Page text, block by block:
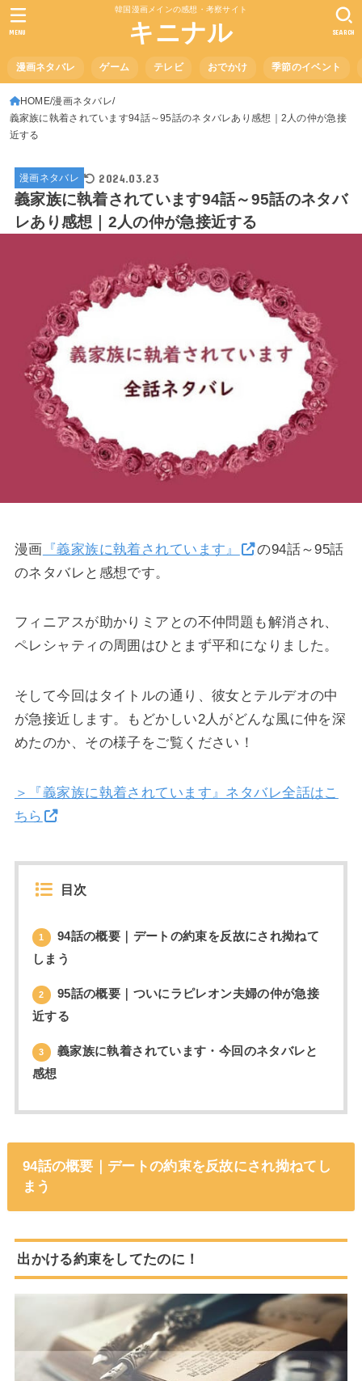
韓国漫画メインの感想・考察サイト
キニナル
漫画ネタバレ ゲーム テレビ おでかけ 季節のイベント
SEARCH
MENU
HOME 漫画ネタバレ
義家族に執着されています94話～95話のネタバレあり感想｜2人の仲が急接
近する
漫画ネタバレ 2024.03.23
義家族に執着されています94話～95話のネタバ
レあり感想｜2人の仲が急接近する
漫画 『義家族に執着されています』
の94話～95話
のネタバレと感想です。
フィニアスが助かりミアとの不仲問題も解消され、
ペレシャティの周囲はひとまず平和になりました。
そして今回はタイトルの通り、彼女とテルデオの中
が急接近します。もどかしい2人がどんな風に仲を深
めたのか、その様子をご覧ください！
＞『義家族に執着されています』ネタバレ全話はこ
ちら
目次
1
94話の概要｜デートの約束を反故にされ拗ねて
しまう
2
95話の概要｜ついにラピレオン夫婦の仲が急接
近する
3
義家族に執着されています・今回のネタバレと
感想
94話の概要｜デートの約束を反故にされ拗ねてし
まう
出かける約束をしてたのに！